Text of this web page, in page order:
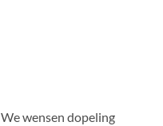
wensen dopeling